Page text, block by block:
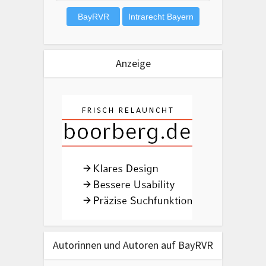
Anzeige
Autorinnen und Autoren auf BayRVR